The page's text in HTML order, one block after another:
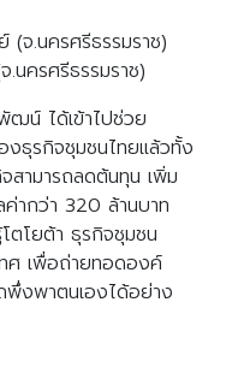
(จ.นครศรีธรรมราช)
นครศรีธรรมราช)
น์ ได้เข้าไปช่วย
งธุรกิจชุมชนไทยแล้วทั้ง
สามารถลดต้นทุน เพิ่ม
ค่ากว่า 320 ล้านบาท
ตโยต้า ธุรกิจชุมชน
ศ เพื่อถ่ายทอดองค์
พึ่งพาตนเองได้อย่าง